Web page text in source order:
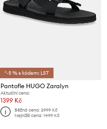
*-5 % s kódem: LST
Pantofle HUGO Zaralyn
Aktuální cena:
1399 Kč
Běžná cena:2999 Kč
Nejnižší cena:1499 Kč